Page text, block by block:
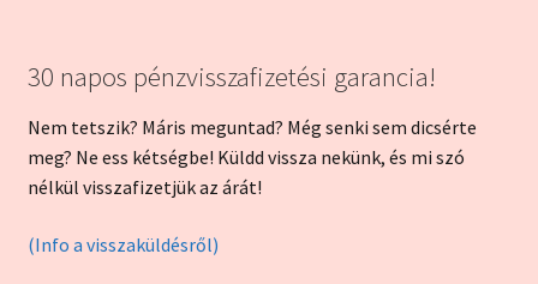
30 napos pénzvisszafizetési garancia!
Nem tetszik? Máris meguntad? Még senki sem dicsérte
meg? Ne ess kétségbe! Küldd vissza nekünk, és mi szó
nélkül visszafizetjük az árát!
(Info a visszaküldésről)